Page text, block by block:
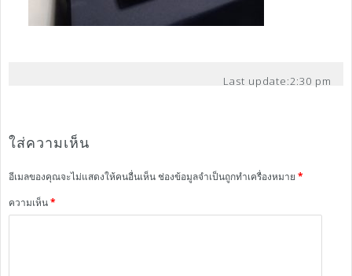
Last update:2:30 pm
ใส่ความเห็น
อีเมลของคุณจะไม่แสดงให้คนอื่นเห็นช่องข้อมูลจำเป็นถูกทำเครื่องหมาย *
ความเห็น*